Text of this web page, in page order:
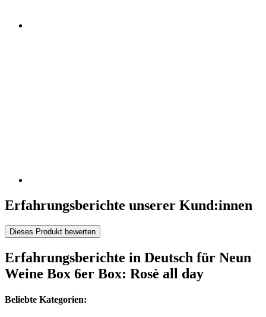
Erfahrungsberichte unserer Kund:innen
Dieses Produkt bewerten
Erfahrungsberichte in Deutsch für Neun
Weine Box 6er Box: Rosè all day
Beliebte Kategorien: